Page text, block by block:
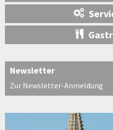
Newsletter
Zur Newsletter-Anmeldung